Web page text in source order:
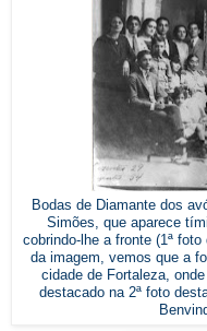
Bodas de Diamante dos
Simões, que aparece
cobrindo-lhe a fronte (1ª
da imagem, vemos que a
cidade de Fortaleza,
destacado na 2ª foto